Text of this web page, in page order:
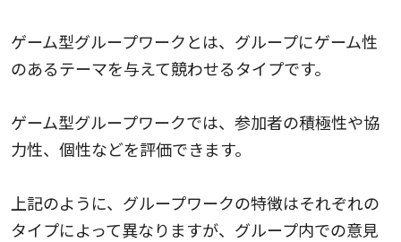
ゲーム型グループワークとは、グループにゲーム性
のあるテーマを与えて競わせるタイプです。
ゲーム型グループワークでは、参加者の積極性や協
力性、個性などを評価できます。
上記のように、グループワークの特徴はそれぞれの
タイプによって異なりますが、グループ内での意見